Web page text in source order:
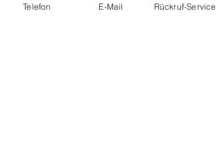
Telefon E-Mail Rückruf-Service